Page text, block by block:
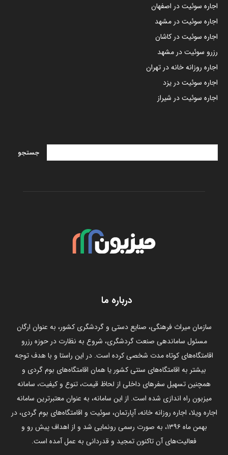
اجاره سوئیت در اصفهان
اجاره سوئیت در مشهد
اجاره سوئیت در کاشان
رزرو سوئیت در مشهد
اجاره روزانه خانه در تهران
اجاره سوئیت در یزد
اجاره سوئیت در شیراز
درباره ما
سازمان میراث فرهنگی، صنایع دستی و گردشگری کشور، به عنوان ارگان
مسئول ساماندهی صنعت گردشگری، شروع به نظارت در حوزه رزرو
اقامتگاه‌های کوتاه مدت شخصی کرده است. در این راستا و با هدف توجه
بیشتر به اقامتگاه‌های سنتی کشور یا همان اقامتگاه‌های بوم گردی و
همچنین تسهیل سفرهای داخلی از لحاظ قیمت، تنوع و کیفیت، سامانه
میزبون راه اندازی شده است. از این سامانه، به عنوان معتبرترین سامانه
اجاره ویلا، اجاره روزانه خانه، آپارتمان، سوئیت و اقامتگاه‌های بوم گردی، در
بهمن ماه ۱۳۹۶، به صورت رسمی رونمایی شد و از اهداف پیش رو و
فعالیت‌های آن تاکنون تمجید و قدردانی به عمل آمده است.